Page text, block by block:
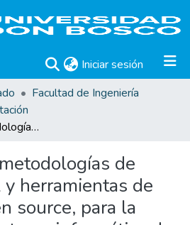
Iniciar sesión (current)
Facultad de Ingeniería
Aplicación de metodologías de desarrollo ágil y herramientas de desarrollo open source, para la creación del sistema informático de gestión de la producción en el Departamento de Órtesis y Prótesis de la Universidad don Bosco
de
herramientas de
source, para la